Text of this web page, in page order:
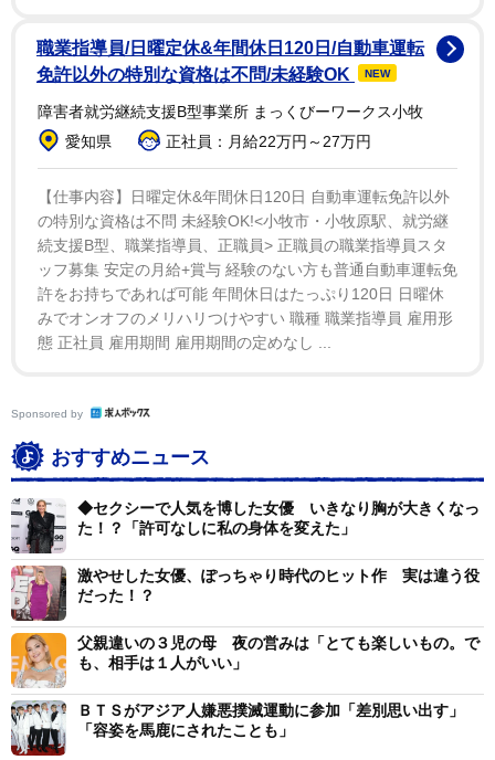
眠井さんは一体どんな方法でこの大変身をとげたのでし
ょうか？ご本人に、インタビューを行いました。
2/6
アイドルグループ「ESTLINK☆」の一員として活躍する眠井さん
青島ほなみ（以下「青島」）：今回たくさんの反響があ
ったと思いますが、どんなお気持ちですか？
眠井れむ：思ってた以上に拡散されてびっくりしていま
職業指導員/日曜定休&年間休日120日/自動車運転
免許以外の特別な資格は不問/未経験OK
NEW
障害者就労継続支援B型事業所 まっくびーワークス小牧
愛知県
正社員：月給22万円～27万円
【仕事内容】日曜定休&年間休日120日 自動車運転免許以外
の特別な資格は不問 未経験OK!<小牧市・小牧原駅、就労継
続支援B型、職業指導員、正職員> 正職員の職業指導員スタ
ッフ募集 安定の月給+賞与 経験のない方も普通自動車運転免
許をお持ちであれば可能 年間休日はたっぷり120日 日曜休
みでオンオフのメリハリつけやすい 職種 職業指導員 雇用形
態 正社員 雇用期間 雇用期間の定めなし ...
Sponsored by
おすすめニュース
◆セクシーで人気を博した女優 いきなり胸が大きくなっ
た！？「許可なしに私の身体を変えた」
激やせした女優、ぽっちゃり時代のヒット作 実は違う役
だった！？
父親違いの３児の母 夜の営みは「とても楽しいもの。で
も、相手は１人がいい」
ＢＴＳがアジア人嫌悪撲滅運動に参加「差別思い出す」
「容姿を馬鹿にされたことも」